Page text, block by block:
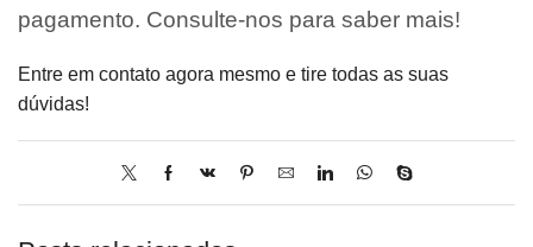
pagamento. Consulte-nos para saber mais!
Entre em contato agora mesmo e tire todas as suas
dúvidas!